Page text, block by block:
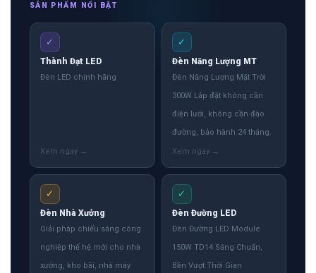
SẢN PHẨM NỔI BẬT
✓
Thành Đạt LED
Đèn LED chính hãng
✓
Đèn Năng Lượng MT
Đèn Năng Lượng Mặt Trời
300W Lắp đặt không cần
điện lưới, không cần đào
đường, bảo hành 24 tháng.
✓
Đèn Nhà Xưởng
Giải pháp chiếu sáng công
nghiệp thế hệ mới cho nhà
xưởng, kho bãi, nhà máy
✓
Đèn Đường LED
Đèn Đường LED Module
150W TD14 Sáng Chuẩn,
Bền Vượt Thời Gian